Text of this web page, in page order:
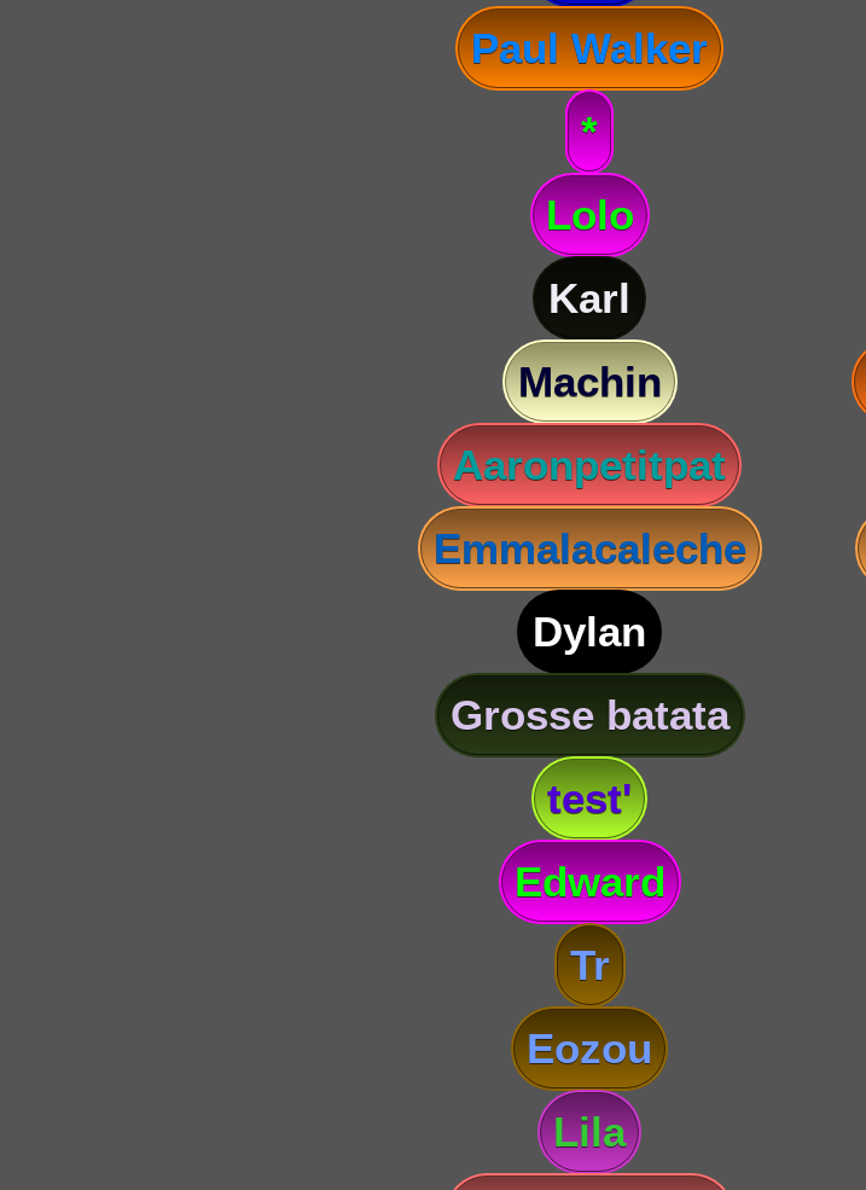
Paul Walker
*
Lolo
Karl
Machin
Aaronpetitpat
Emmalacaleche
Dylan
Grosse batata
test'
Edward
Tr
Eozou
Lila